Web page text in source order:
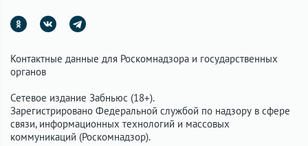
Контактные данные для Роскомнадзора и государственных
органов
Сетевое издание Забньюс (18+).
Зарегистрировано Федеральной службой по надзору в сфере
связи, информационных технологий и массовых
коммуникаций (Роскомнадзор).